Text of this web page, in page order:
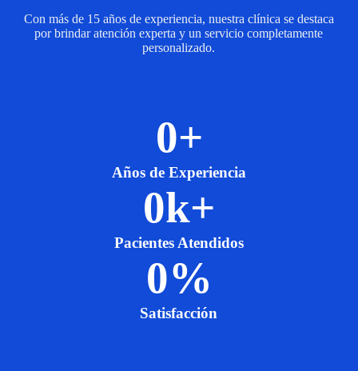
Con más de 15 años de experiencia, nuestra clínica se destaca
por brindar atención experta y un servicio completamente
personalizado.
Años de Experiencia
0+
Pacientes Atendidos
0k+
Satisfacción
0%